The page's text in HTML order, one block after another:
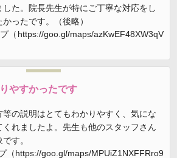
た。院長先生が特にご丁寧な対応をし
ったです。（後略）
（https://goo.gl/maps/azKwEF48XW3qV
やすかったです
等の説明はとてもわかりやすく、気にな
れましたよ。先生も他のスタッフさん
す。
（https://goo.gl/maps/MPUiZ1NXFFRro9